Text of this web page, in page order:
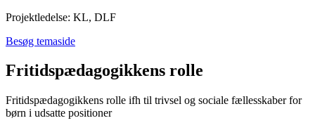
Projektledelse: KL, DLF
Besøg temaside
Fritidspædagogikkens rolle
Fritidspædagogikkens rolle ifh til trivsel og sociale fællesskaber for
børn i udsatte positioner